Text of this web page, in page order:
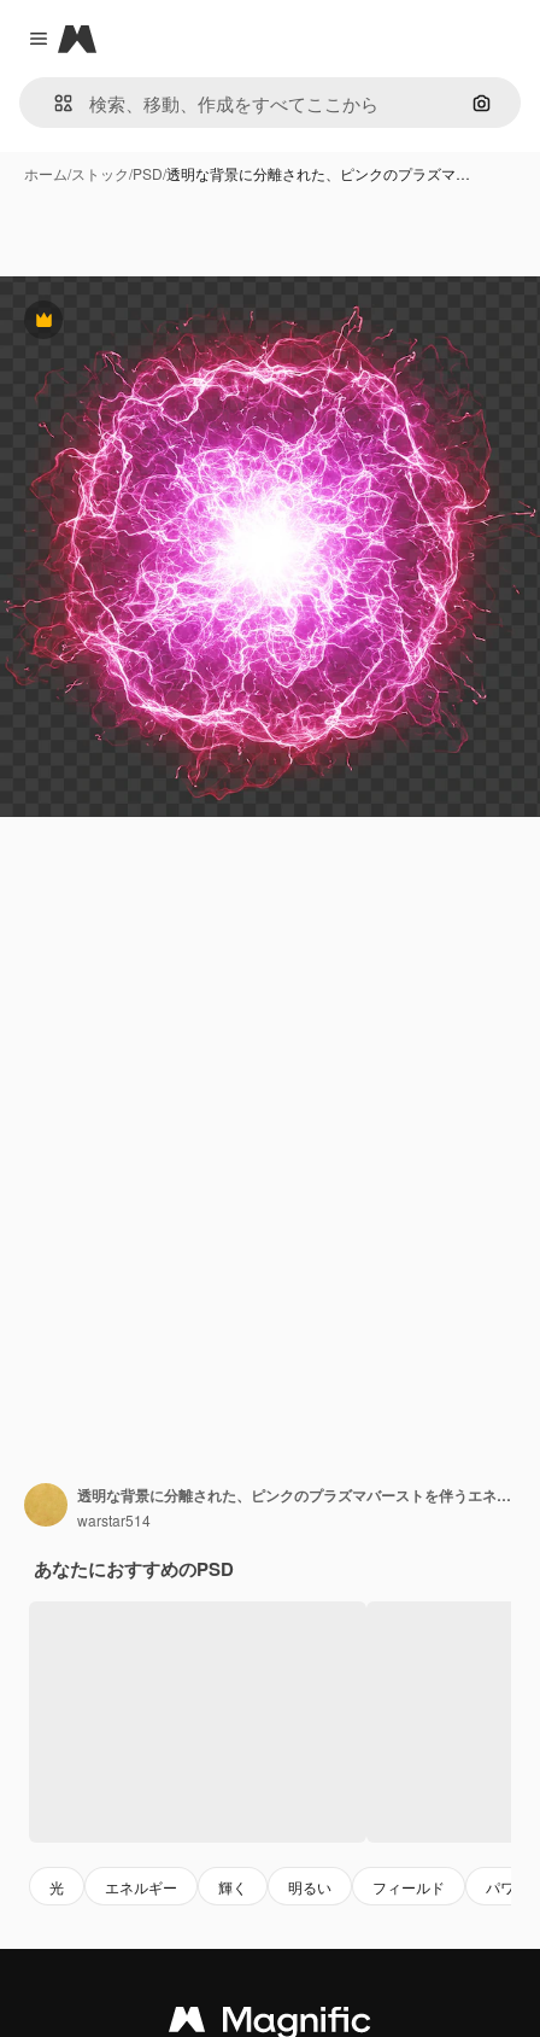
Close menu
Magnific
画像で
ホーム/ストック/PSD/透明な背景に分離された、ピンクのプラズマ…
Premium
透明な背景に分離された、ピンクのプラズマバーストを伴うエネルギーオーブ
warstar514
あなたにおすすめのPSD
光 エネルギー 輝く 明るい フィールド パワー